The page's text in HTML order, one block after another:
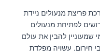
פריצת מנעולים ניידת
לפתיחת מנעולים
שמעוניין להבין את עולם
חירום. עשויה מפלדת